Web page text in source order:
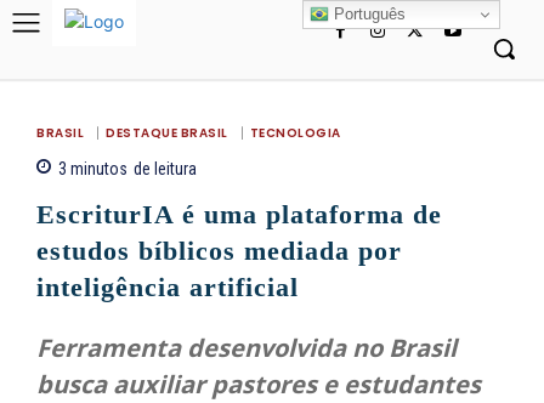
BRASIL DESTAQUE BRASIL TECNOLOGIA
3 minutos de leitura
EscriturIA é uma plataforma de
estudos bíblicos mediada por
inteligência artificial
Ferramenta desenvolvida no Brasil
busca auxiliar pastores e estudantes
Português